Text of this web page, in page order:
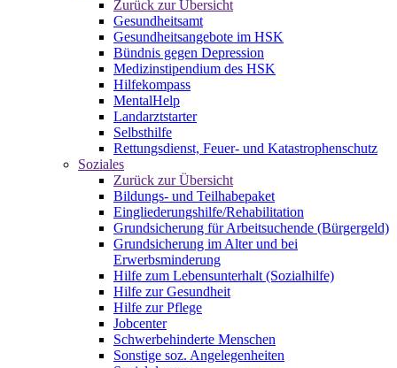
Zurück zur Übersicht
Gesundheitsamt
Gesundheitsangebote im HSK
Bündnis gegen Depression
Medizinstipendium des HSK
Hilfekompass
MentalHelp
Landarztstarter
Selbsthilfe
Rettungsdienst, Feuer- und Katastrophenschutz
Soziales
Zurück zur Übersicht
Bildungs- und Teilhabepaket
Eingliederungshilfe/Rehabilitation
Grundsicherung für Arbeitsuchende (Bürgergeld)
Grundsicherung im Alter und bei
Erwerbsminderung
Hilfe zum Lebensunterhalt (Sozialhilfe)
Hilfe zur Gesundheit
Hilfe zur Pflege
Jobcenter
Schwerbehinderte Menschen
Sonstige soz. Angelegenheiten